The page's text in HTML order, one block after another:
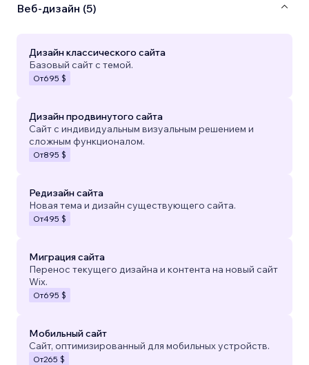
Веб-дизайн (5)
Дизайн классического сайта
Базовый сайт с темой.
От695 $
Дизайн продвинутого сайта
Сайт с индивидуальным визуальным решением и
сложным функционалом.
От895 $
Редизайн сайта
Новая тема и дизайн существующего сайта.
От495 $
Миграция сайта
Перенос текущего дизайна и контента на новый сайт
Wix.
От695 $
Мобильный сайт
Сайт, оптимизированный для мобильных устройств.
От265 $